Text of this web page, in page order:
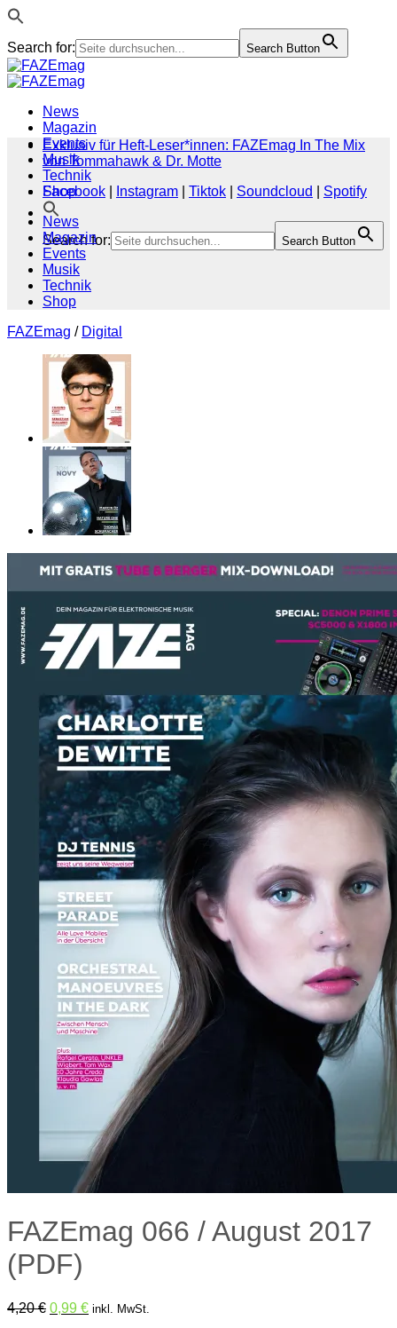
Search for: Search Button
Zum
Inhalt
News
Magazin
Events
Musik
Technik
Shop
Search for: Search Button
Exklusiv für Heft-Leser*innen: FAZEmag In The Mix
von Tommahawk & Dr. Motte
Facebook
Instagram Tiktok Soundcloud
Spotify
News
Magazin
Events
Musik
Technik
Shop
FAZEmag / Digital
FAZEmag 066 / August 2017
(PDF)
4,20€ Ursprünglicher
0,99 €Aktueller
inkl. MwSt.